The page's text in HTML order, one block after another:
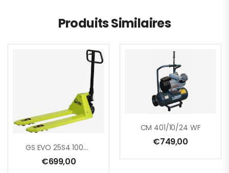
Produits Similaires
GS EVO 25S4 1000X525
€699,00
CM 401/10/24 WF
€749,00